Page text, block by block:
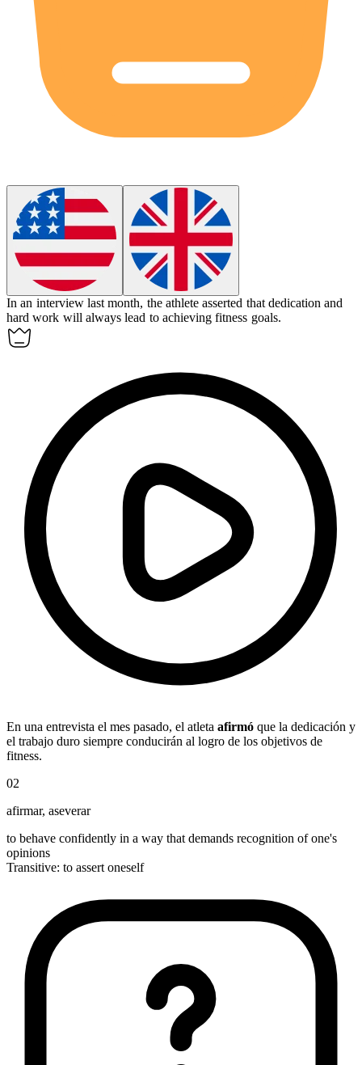
In an interview last month, the athleteasserted that dedication and
hard work will always lead to achieving fitness goals.
En una entrevista el mes pasado, el atleta afirmó que la dedicación y
el trabajo duro siempre conducirán al logro de los objetivos de
fitness.
02
afirmar, aseverar
to behave confidently in a way that demands recognition of one's
opinions
Transitive: to assert oneself